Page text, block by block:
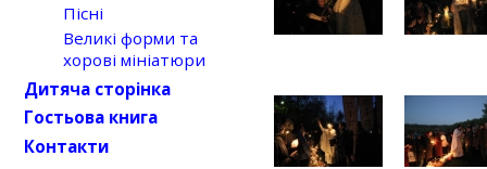
Пісні
Великі форми та
хорові мініатюри
Дитяча сторінка
Гостьова книга
Контакти